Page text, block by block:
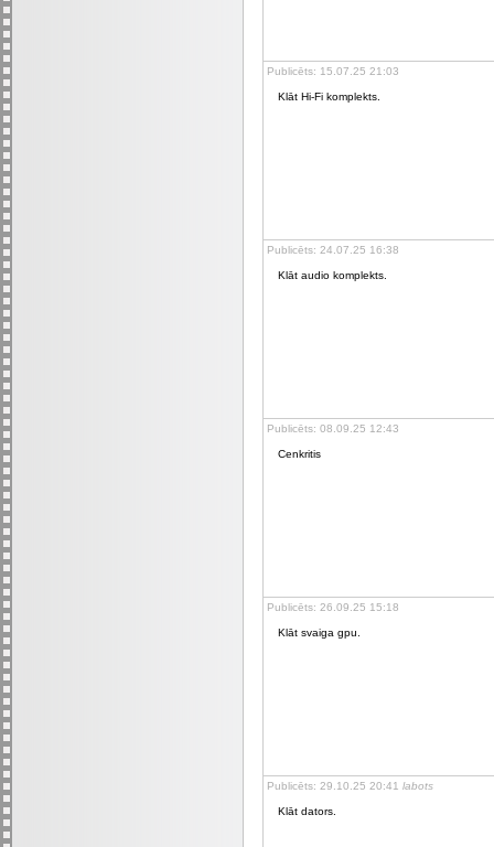
Publicēts: 15.07.25 21:03
Klāt Hi-Fi komplekts.
Publicēts: 24.07.25 16:38
Klāt audio komplekts.
Publicēts: 08.09.25 12:43
Cenkritis
Publicēts: 26.09.25 15:18
Klāt svaiga gpu.
Publicēts: 29.10.25 20:41 labots
Klāt dators.